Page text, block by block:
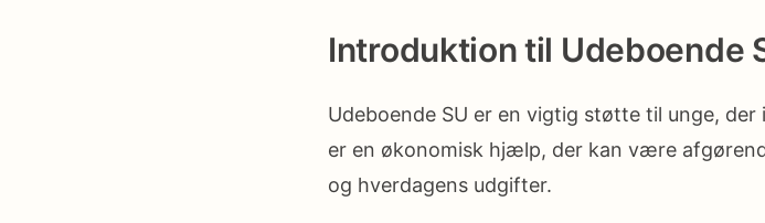
Introduktion til Udeboende
Udeboende SU er en vigtig støtte til unge,
er en økonomisk hjælp, der kan være
og hverdagens udgifter.